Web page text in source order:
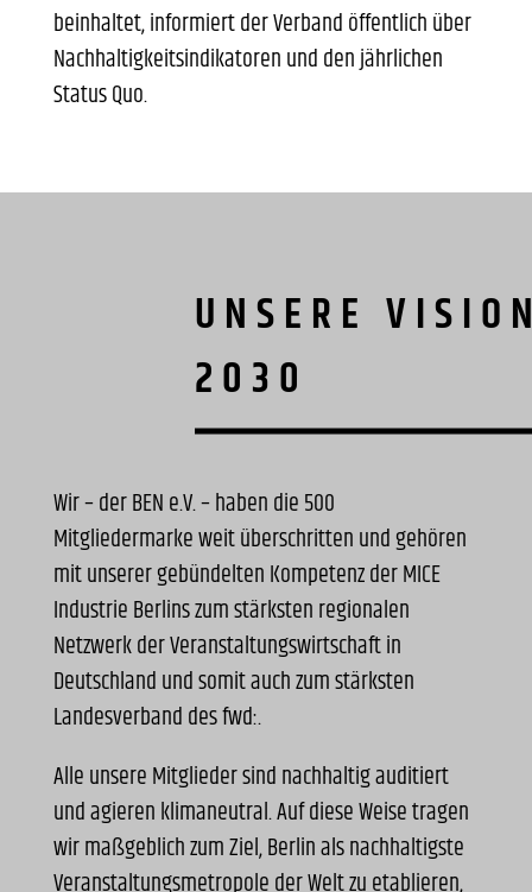
beinhaltet, informiert der Verband öffentlich über
Nachhaltigkeitsindikatoren und den jährlichen
Status Quo.
UNSERE
2030
Wir – der BEN e.V. – haben die 500
Mitgliedermarke weit überschritten und gehören
mit unserer gebündelten Kompetenz der MICE
Industrie Berlins zum stärksten regionalen
Netzwerk der Veranstaltungswirtschaft in
Deutschland und somit auch zum stärksten
Landesverband des fwd:.
Alle unsere Mitglieder sind nachhaltig auditiert
und agieren klimaneutral. Auf diese Weise tragen
wir maßgeblich zum Ziel, Berlin als nachhaltigste
Veranstaltungsmetropole der Welt zu etablieren,